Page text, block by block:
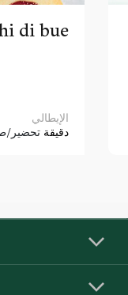
di bue
الإيطالي
35 دقيقة تحضير/